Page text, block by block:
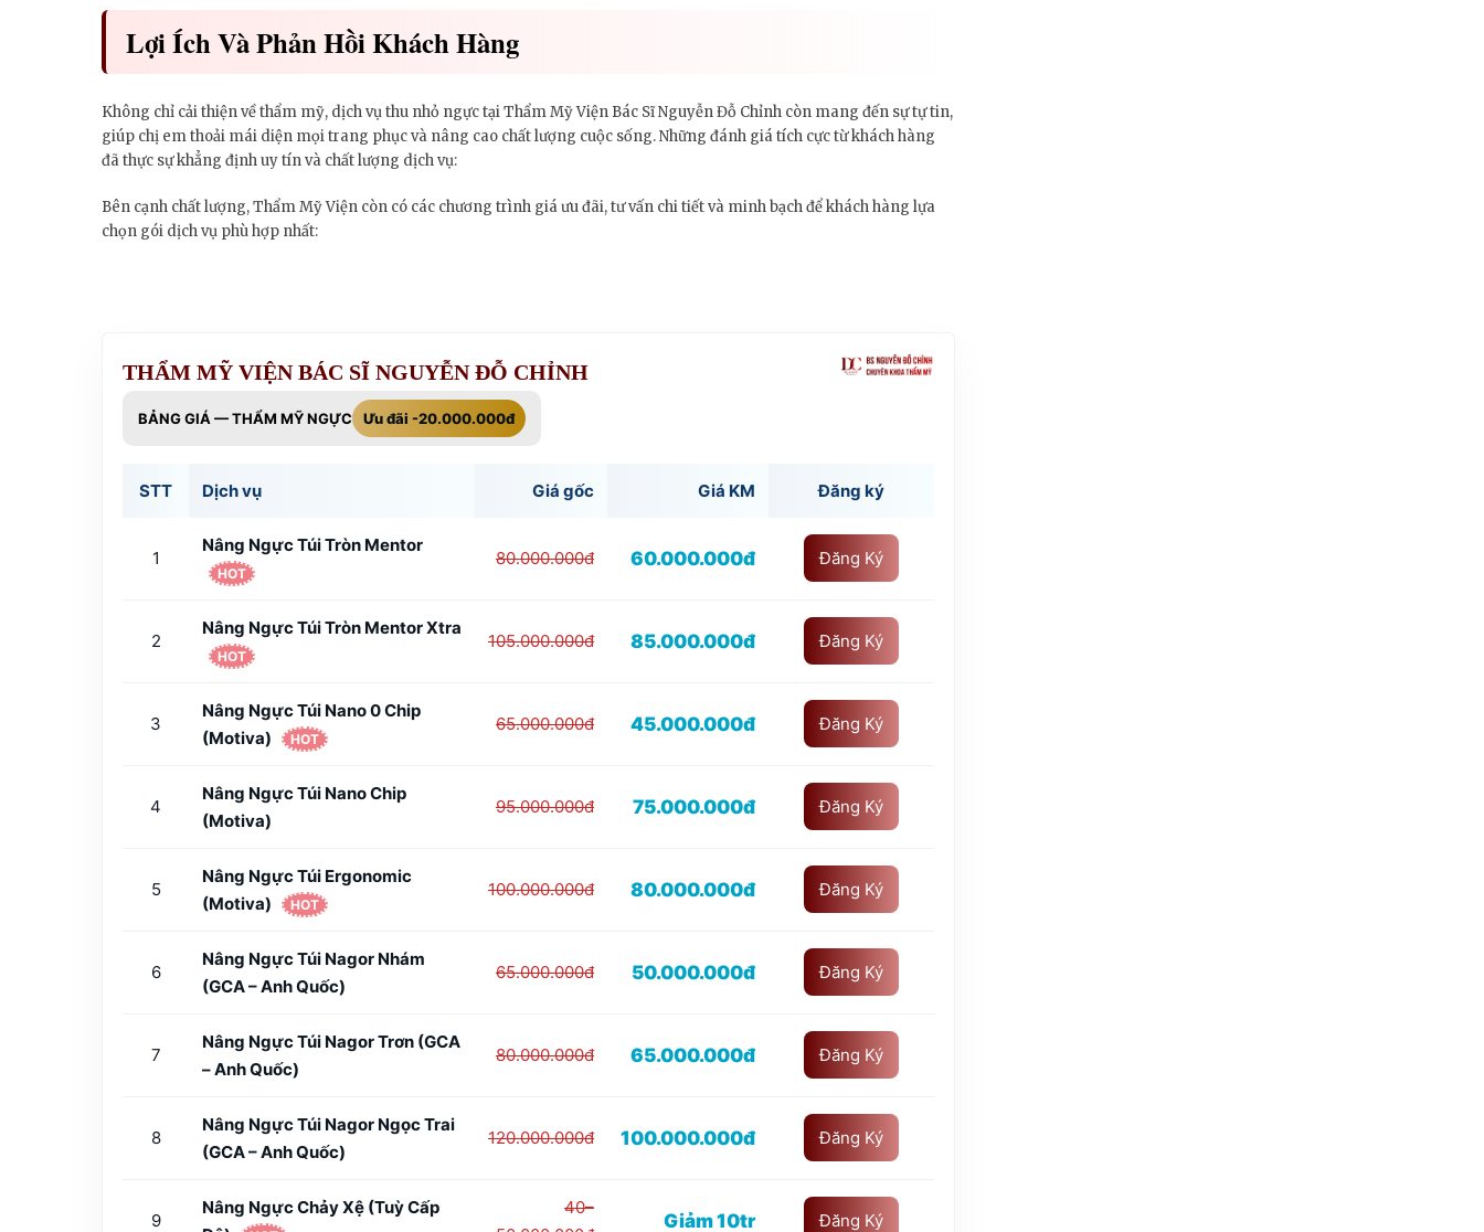
Lợi Ích Và Phản Hồi Khách Hàng
Không chỉ cải thiện về thẩm mỹ, dịch vụ thu nhỏ ngực tại Thẩm Mỹ Viện Bác Sĩ Nguyễn Đỗ Chỉnh còn mang đến sự tự tin,
giúp chị em thoải mái diện mọi trang phục và nâng cao chất lượng cuộc sống. Những đánh giá tích cực từ khách hàng
đã thực sự khẳng định uy tín và chất lượng dịch vụ:
Bên cạnh chất lượng, Thẩm Mỹ Viện còn có các chương trình giá ưu đãi, tư vấn chi tiết và minh bạch để khách hàng lựa
chọn gói dịch vụ phù hợp nhất:
THẨM MỸ VIỆN BÁC SĨ NGUYỄN ĐỖ CHỈNH
BẢNG GIÁ — THẨM MỸ NGỰC Ưu đãi -20.000.000đ
STT Dịch vụ Giá gốc Giá KM Đăng ký
1
Nâng Ngực Túi Tròn Mentor
HOT
80.000.000đ 60.000.000đ Đăng Ký
2
Nâng Ngực Túi Tròn Mentor Xtra
HOT
105.000.000đ 85.000.000đ Đăng Ký
3
Nâng Ngực Túi Nano 0 Chip
(Motiva)
HOT
65.000.000đ 45.000.000đ Đăng Ký
4
Nâng Ngực Túi Nano Chip
(Motiva)
95.000.000đ 75.000.000đ Đăng Ký
5
Nâng Ngực Túi Ergonomic
(Motiva)
HOT
100.000.000đ 80.000.000đ Đăng Ký
6
Nâng Ngực Túi Nagor Nhám
(GCA – Anh Quốc)
65.000.000đ 50.000.000đ Đăng Ký
7
Nâng Ngực Túi Nagor Trơn (GCA
– Anh Quốc)
80.000.000đ 65.000.000đ Đăng Ký
8
Nâng Ngực Túi Nagor Ngọc Trai
(GCA – Anh Quốc)
120.000.000đ 100.000.000đ Đăng Ký
9
Nâng Ngực Chảy Xệ (tuỳ Cấp
40–
Giảm 10tr Đăng Ký